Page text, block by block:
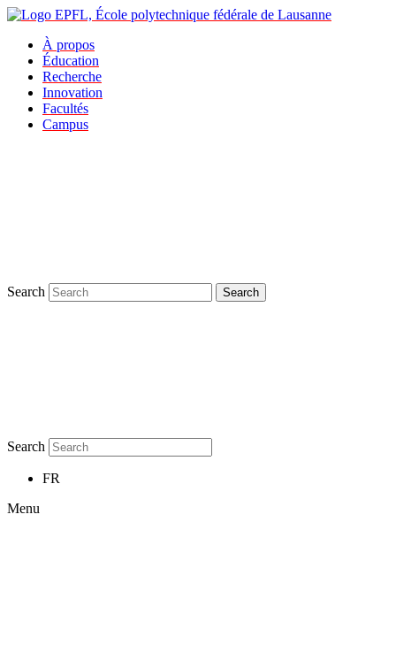
À propos
Éducation
Recherche
Innovation
Facultés
Campus
Search Search
Search
FR
Menu